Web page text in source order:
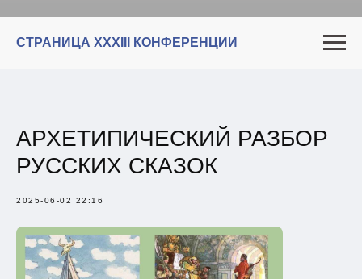
СТРАНИЦА XXXIII КОНФЕРЕНЦИИ
АРХЕТИПИЧЕСКИЙ РАЗБОР
РУССКИХ СКАЗОК
2025-06-02 22:16